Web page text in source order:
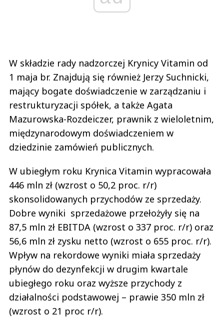
W składzie rady nadzorczej Krynicy Vitamin od
1 maja br. Znajdują się również Jerzy Suchnicki,
mający bogate doświadczenie w zarządzaniu i
restrukturyzacji spółek, a także Agata
Mazurowska-Rozdeiczer, prawnik z wieloletnim,
międzynarodowym doświadczeniem w
dziedzinie zamówień publicznych.
W ubiegłym roku Krynica Vitamin wypracowała
446 mln zł (wzrost o 50,2 proc. r/r)
skonsolidowanych przychodów ze sprzedaży.
Dobre wyniki sprzedażowe przełożyły się na
87,5 mln zł EBITDA (wzrost o 337 proc. r/r) oraz
56,6 mln zł zysku netto (wzrost o 655 proc. r/r).
Wpływ na rekordowe wyniki miała sprzedaży
płynów do dezynfekcji w drugim kwartale
ubiegłego roku oraz wyższe przychody z
działalności podstawowej – prawie 350 mln zł
(wzrost o 21 proc r/r).